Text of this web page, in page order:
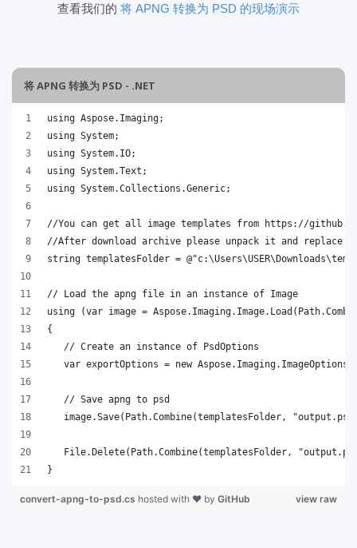
查看我们的 将 APNG 转换为 PSD 的现场演示
将 APNG 转换为 PSD - .NET
}
view raw
convert-apng-to-psd.cs hosted with ❤ by GitHub